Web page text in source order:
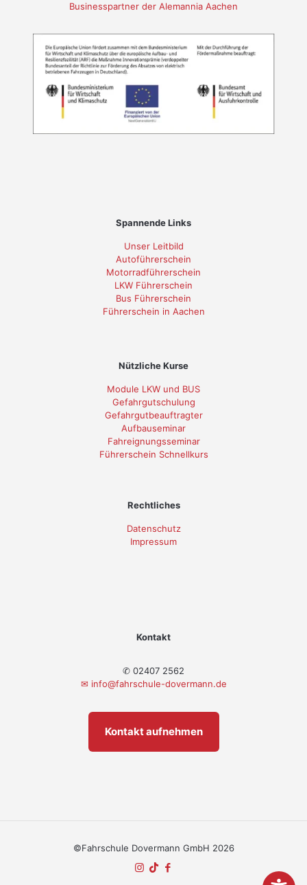
Businesspartner der Alemannia Aachen
Spannende Links
Unser Leitbild
Autoführerschein
Motorradführerschein
LKW Führerschein
Bus Führerschein
Führerschein in Aachen
Nützliche Kurse
Module LKW und BUS
Gefahrgutschulung
Gefahrgutbeauftragter
Aufbauseminar
Fahreignungsseminar
Führerschein Schnellkurs
Rechtliches
Datenschutz
Impressum
Kontakt
✆ 02407 2562
✉ info@fahrschule-dovermann.de
Kontakt aufnehmen
©Fahrschule Dovermann GmbH 2026